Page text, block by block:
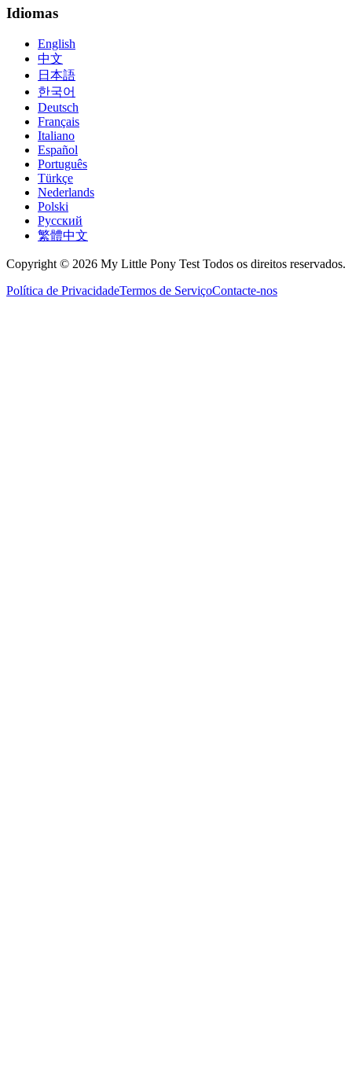
Idiomas
English
中文
日本語
한국어
Deutsch
Français
Italiano
Español
Português
Türkçe
Nederlands
Polski
Русский
繁體中文
Copyright © 2026 My Little Pony Test Todos os direitos reservados.
Política de PrivacidadeTermos de ServiçoContacte-nos